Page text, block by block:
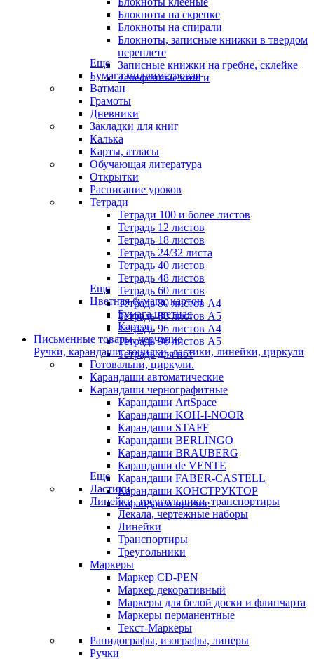
Блокноты на скрепке
Блокноты на спирали
Блокноты, записные книжки в твердом
переплете
Записные книжки на гребне, склейке
Телефонные книги
Еще
Бумага миллиметровая
Ватман
Грамоты
Дневники
Закладки для книг
Калька
Карты, атласы
Обучающая литература
Открытки
Расписание уроков
Тетради
Тетради 100 и более листов
Тетрадь 12 листов
Тетрадь 18 листов
Тетрадь 24/32 листа
Тетрадь 40 листов
Тетрадь 48 листов
Тетрадь 60 листов
Тетрадь 80 листов А4
Тетрадь 80 листов А5
Тетрадь 96 листов А4
Тетрадь 96 листов А5
Тетрадь для нот
Еще
Цветная бумага, картон
Бумага цветная
Картон
Письменные товары, черчение
Ручки, карандаши, точилки, ластики, линейки, циркули
Готовальни, циркули.
Карандаши автоматические
Карандаши чернографитные
Карандаши ArtSpace
Карандаши KOH-I-NOOR
Карандаши STAFF
Карандаши BERLINGO
Карандаши BRAUBERG
Карандаши de VENTE
Карандаши FABER-CASTELL
Карандаши КОНСТРУКТОР
Карандаши прочие
Еще
Ластики
Линейки, треугольники, транспортиры
Лекала, чертежные наборы
Линейки
Транспортиры
Треугольники
Маркеры
Маркер CD-PEN
Маркер декоративный
Маркеры для белой доски и флипчарта
Маркеры перманентные
Текст-Маркеры
Рапидографы, изографы, линеры
Ручки